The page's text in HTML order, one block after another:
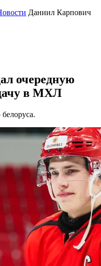
Даниил Карпович
очередную
в МХЛ